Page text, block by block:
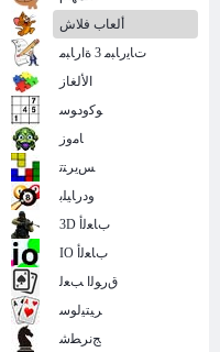
ألعاب فلاش
ﺕﺎﻳﺭﺎﺒﻣ 3 ﺓﺍﺭﺎﺒﻣ
الألغاز
ﻮﻛﻭﺩﻮﺳ
ﺎﻣﻭﺯ
ﺲﻳﺮﺘﺗ
ﻭﺩﺭﺎﻴﻠﺑ
3D ﺏﺎﻌﻟﺃ
IO ﺏﺎﻌﻟﺃ
ﻕﺭﻮﻟﺍ ﺐﻌﻟ
ﺮﻴﺘﻴﻟﻮﺳ
ﺞﻧﺮﻄﺷ